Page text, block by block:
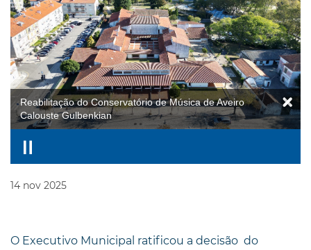
Reabilitação do Conservatório de Música de Aveiro
Calouste Gulbenkian
14 nov 2025
O Executivo Municipal ratificou a decisão do